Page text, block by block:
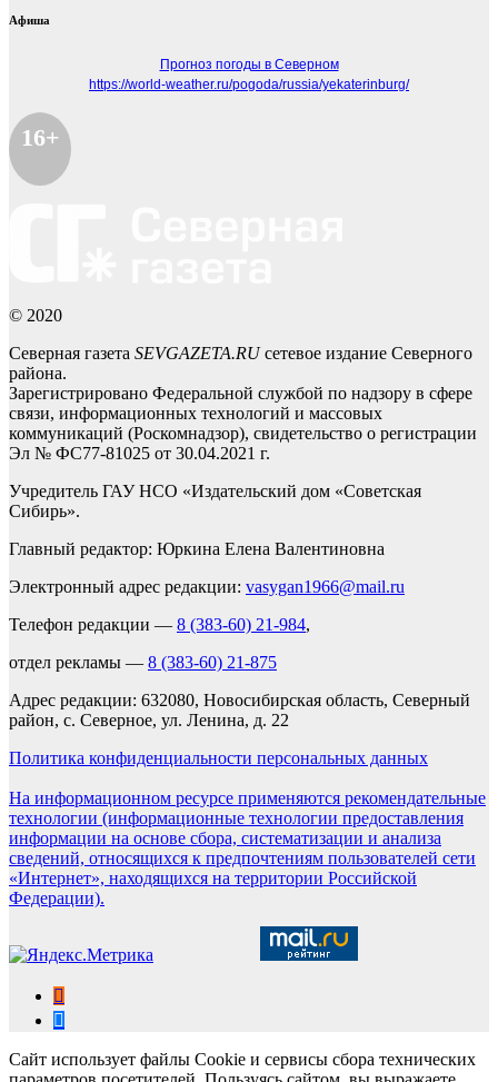
Афиша
Прогноз погоды в Северном
https://world-weather.ru/pogoda/russia/yekaterinburg/
16+
© 2020
Северная газета SEVGAZETA.RUсетевое издание Северного
района.
Зарегистрировано Федеральной службой по надзору в сфере
связи, информационных технологий и массовых
коммуникаций (Роскомнадзор), свидетельство о регистрации
Эл № ФС77-81025 от 30.04.2021 г.
Учредитель ГАУ НСО «Издательский дом «Советская
Сибирь».
Главный редактор: Юркина Елена Валентиновна
Электронный адрес редакции: vasygan1966@mail.ru
Телефон редакции — 8 (383-60) 21-984,
отдел рекламы — 8 (383-60) 21-875
Адрес редакции: 632080, Новосибирская область, Северный
район, с. Северное, ул. Ленина, д. 22
Политика конфиденциальности персональных данных
На информационном ресурсе применяются рекомендательные
технологии (информационные технологии предоставления
информации на основе сбора, систематизации и анализа
сведений, относящихся к предпочтениям пользователей сети
«Интернет», находящихся на территории Российской
Федерации).
Сайт использует файлы Cookie и сервисы сбора технических